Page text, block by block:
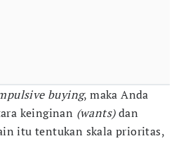
buying, maka Anda
keinginan (wants)dan
itu tentukan skala prioritas,